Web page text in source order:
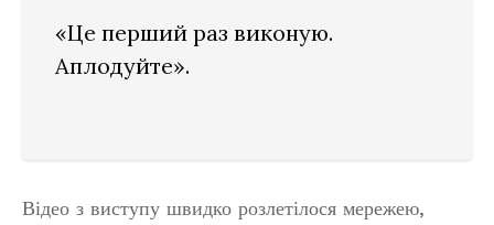
«Це перший раз виконую.
Аплодуйте».
Відео з виступу швидко розлетілося мережею,